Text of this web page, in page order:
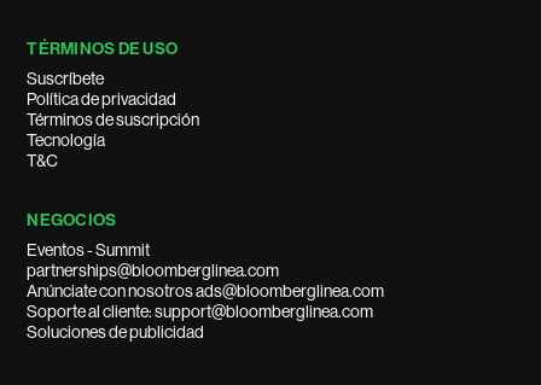
TÉRMINOS DE USO
Suscríbete
Política de privacidad
Términos de suscripción
Tecnología
T&C
NEGOCIOS
Eventos - Summit
partnerships@bloomberglinea.com
Anúnciate con nosotros ads@bloomberglinea.com
Soporte al cliente: support@bloomberglinea.com
Soluciones de publicidad